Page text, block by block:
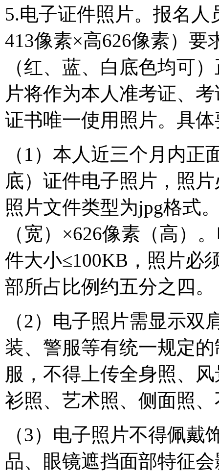
5.电子证件照片。报名
413像素×高626像素）
（红、蓝、白底色均可
片将作为本人准考证、
证书唯一使用照片。具
（1）本人近三个月内
底）证件电子照片，照
照片文件类型为jpg格式
（宽）×626像素（高）
件大小≤100KB，照片必
部所占比例约五分之四。
（2）电子照片需显示
装、警服等有统一规定
服，不得上传全身照、
衫照、艺术照、侧面照
（3）电子照片不得佩
品、眼镜遮挡面部特征